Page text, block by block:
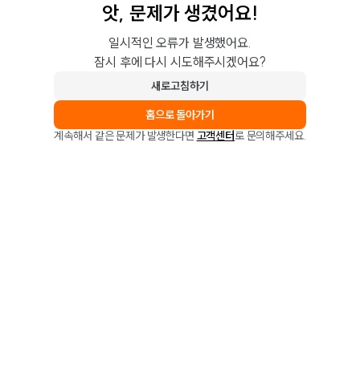
앗, 문제가 생겼어요!
일시적인 오류가 발생했어요.
잠시 후에 다시 시도해주시겠어요?
새로고침하기
홈으로 돌아가기
계속해서 같은 문제가 발생한다면 고객센터로 문의해주세요.